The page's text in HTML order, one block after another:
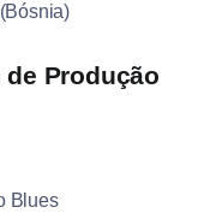
Produção
Blues